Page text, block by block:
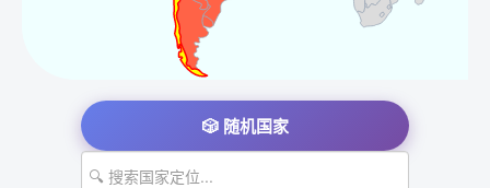
🎲 随机国家